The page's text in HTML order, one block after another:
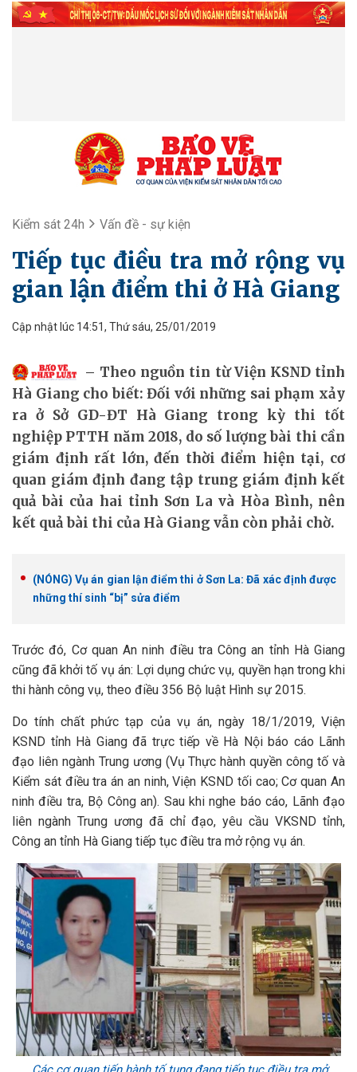
Kiểm sát 24h Vấn đề - sự kiện
Tiếp tục điều tra mở rộng vụ
gian lận điểm thi ở Hà Giang
Cập nhật lúc 14:51, Thứ sáu, 25/01/2019
Theo nguồn tin từ Viện KSND tỉnh
Hà Giang cho biết: Đối với những sai phạm xảy
ra ở Sở GD-ĐT Hà Giang trong kỳ thi tốt
nghiệp PTTH năm 2018, do số lượng bài thi cần
giám định rất lớn, đến thời điểm hiện tại, cơ
quan giám định đang tập trung giám định kết
quả bài của hai tỉnh Sơn La và Hòa Bình, nên
kết quả bài thi của Hà Giang vẫn còn phải chờ.
(NÓNG) Vụ án gian lận điểm thi ở Sơn La: Đã xác định được
những thí sinh “bị” sửa điểm
Trước đó, Cơ quan An ninh điều tra Công an tỉnh Hà Giang
cũng đã khởi tố vụ án: Lợi dụng chức vụ, quyền hạn trong khi
thi hành công vụ, theo điều 356 Bộ luật Hình sự 2015.
Do tính chất phức tạp của vụ án, ngày 18/1/2019, Viện
KSND tỉnh Hà Giang đã trực tiếp về Hà Nội báo cáo Lãnh
đạo liên ngành Trung ương (Vụ Thực hành quyền công tố và
Kiểm sát điều tra án an ninh, Viện KSND tối cao; Cơ quan An
ninh điều tra, Bộ Công an). Sau khi nghe báo cáo, Lãnh đạo
liên ngành Trung ương đã chỉ đạo, yêu cầu VKSND tỉnh,
Công an tỉnh Hà Giang tiếp tục điều tra mở rộng vụ án.